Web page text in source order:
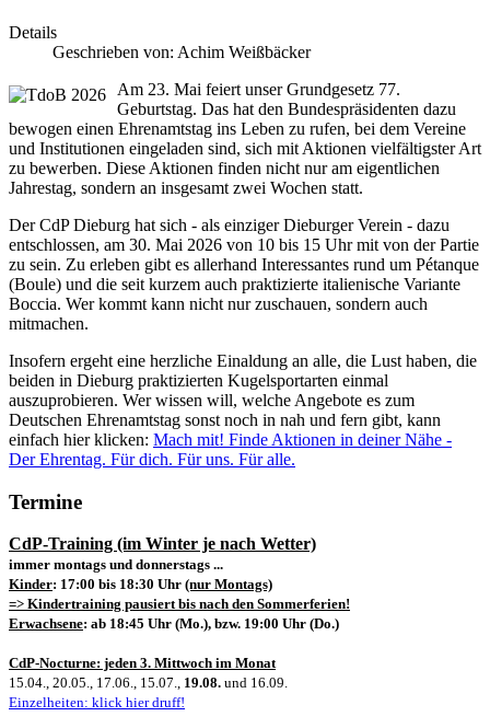
Details
Geschrieben von: Achim Weißbäcker
Am 23. Mai feiert unser Grundgesetz 77.
Geburtstag. Das hat den Bundespräsidenten dazu
bewogen einen Ehrenamtstag ins Leben zu rufen, bei dem Vereine
und Institutionen eingeladen sind, sich mit Aktionen vielfältigster Art
zu bewerben. Diese Aktionen finden nicht nur am eigentlichen
Jahrestag, sondern an insgesamt zwei Wochen statt.
Der CdP Dieburg hat sich - als einziger Dieburger Verein - dazu
entschlossen, am 30. Mai 2026 von 10 bis 15 Uhr mit von der Partie
zu sein. Zu erleben gibt es allerhand Interessantes rund um Pétanque
(Boule) und die seit kurzem auch praktizierte italienische Variante
Boccia. Wer kommt kann nicht nur zuschauen, sondern auch
mitmachen.
Insofern ergeht eine herzliche Einaldung an alle, die Lust haben, die
beiden in Dieburg praktizierten Kugelsportarten einmal
auszuprobieren. Wer wissen will, welche Angebote es zum
Deutschen Ehrenamtstag sonst noch in nah und fern gibt, kann
einfach hier klicken: Mach mit! Finde Aktionen in deiner Nähe -
Der Ehrentag. Für dich. Für uns. Für alle.
Termine
CdP-Training (im Winter je nach Wetter)
immer montags und donnerstags ...
Kinder: 17:00 bis 18:30 Uhr (nur Montags)
=> Kindertraining pausiert bis nach den Sommerferien!
Erwachsene: ab 18:45 Uhr (Mo.), bzw. 19:00 Uhr (Do.)
CdP-Nocturne: jeden 3. Mittwoch im Monat
15.04., 20.05., 17.06., 15.07., 19.08. und 16.09.
Einzelheiten: klick hier druff!